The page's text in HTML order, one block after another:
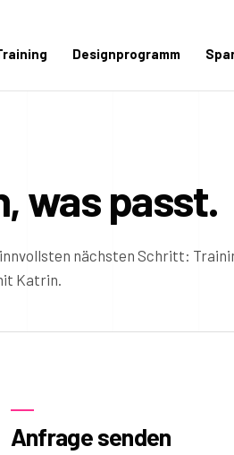
Designprogramm
was passt.
nächsten Schritt:
Katrin.
Anfrage senden